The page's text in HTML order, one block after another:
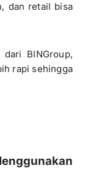
dan retail bisa
BINGroup,
rapi sehingga